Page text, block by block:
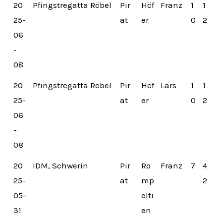
20
25-
06
-
08
Pfingstregatta Röbel
Pir
at
Höf
er
Franz
1
0
1
2
20
25-
06
-
08
Pfingstregatta Röbel
Pir
at
Höf
er
Lars
1
0
1
2
20
25-
05-
31
IDM, Schwerin
Pir
at
Ro
mp
elti
en
Franz 7
4
2